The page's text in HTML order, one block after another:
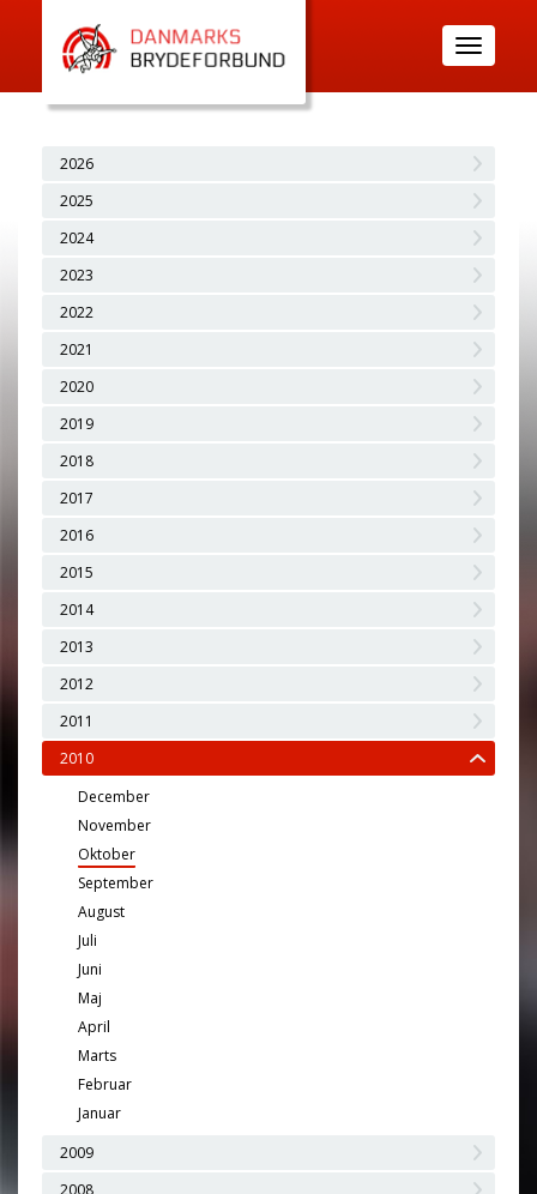
Toggle
navigation
2026
2025
2024
2023
2022
2021
2020
2019
2018
2017
2016
2015
2014
2013
2012
2011
2010
December
November
Oktober
September
August
Juli
Juni
Maj
April
Marts
Februar
Januar
2009
2008